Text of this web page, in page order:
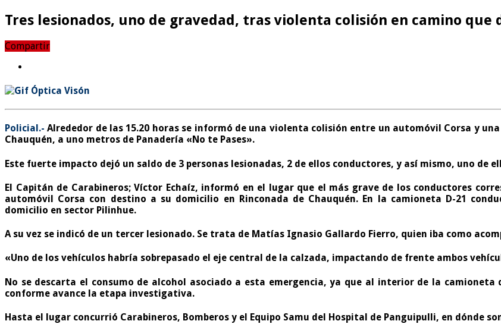
Tres lesionados, uno de gravedad, tras violenta colisión en camino que
Compartir
Policial.- Alrededor de las 15.20 horas se informó de una violenta colisión entre un automóvil Corsa y
Chauquén, a uno metros de Panadería «No te Pases».
Este fuerte impacto dejó un saldo de 3 personas lesionadas, 2 de ellos conductores, y así mismo, uno de
El Capitán de Carabineros; Víctor Echaíz, informó en el lugar que el más grave de los conductores
automóvil Corsa con destino a su domicilio en Rinconada de Chauquén. En la camioneta D-21
domicilio en sector Pilinhue.
A su vez se indicó de un tercer lesionado. Se trata de Matías Ignasio Gallardo Fierro, quien iba como
«Uno de los vehículos habría sobrepasado el eje central de la calzada, impactando de frente ambos
No se descarta el consumo de alcohol asociado a esta emergencia, ya que al interior de la camioneta
conforme avance la etapa investigativa.
Hasta el lugar concurrió Carabineros, Bomberos y el Equipo Samu del Hospital de Panguipulli, en dónde